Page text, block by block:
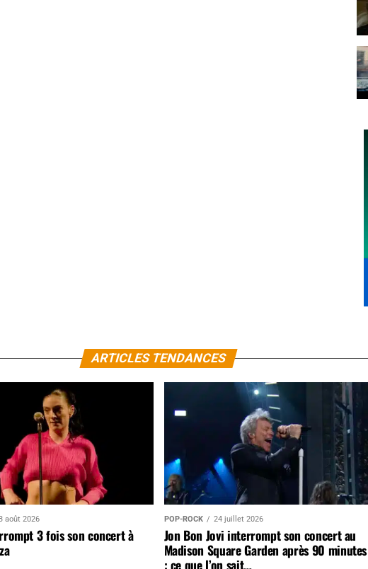
ARTICLES TENDANCES
août 2026
3 fois son concert à
POP-ROCK 24 juillet 2026
Jon Bon Jovi interrompt son concert au
Madison Square Garden après 90 minutes
: ce que l’on sait…